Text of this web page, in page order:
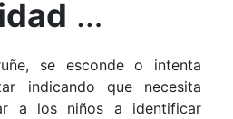
…
se esconde o intenta
indicando que necesita
a los niños a identificar